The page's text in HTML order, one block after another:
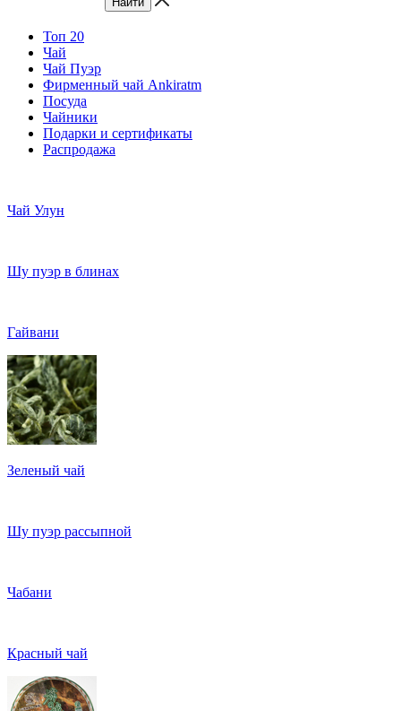
Топ 20
Чай
Чай Пуэр
Фирменный чай Ankiratm
Посуда
Чайники
Подарки и сертификаты
Распродажа
Чай Улун
Шу пуэр в блинах
Гайвани
Зеленый чай
Шу пуэр рассыпной
Чабани
Красный чай